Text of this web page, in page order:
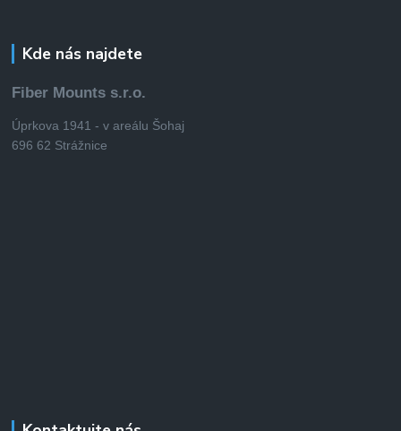
Kde nás najdete
Fiber Mounts s.r.o.
Úprkova 1941 - v areálu Šohaj
696 62 Strážnice